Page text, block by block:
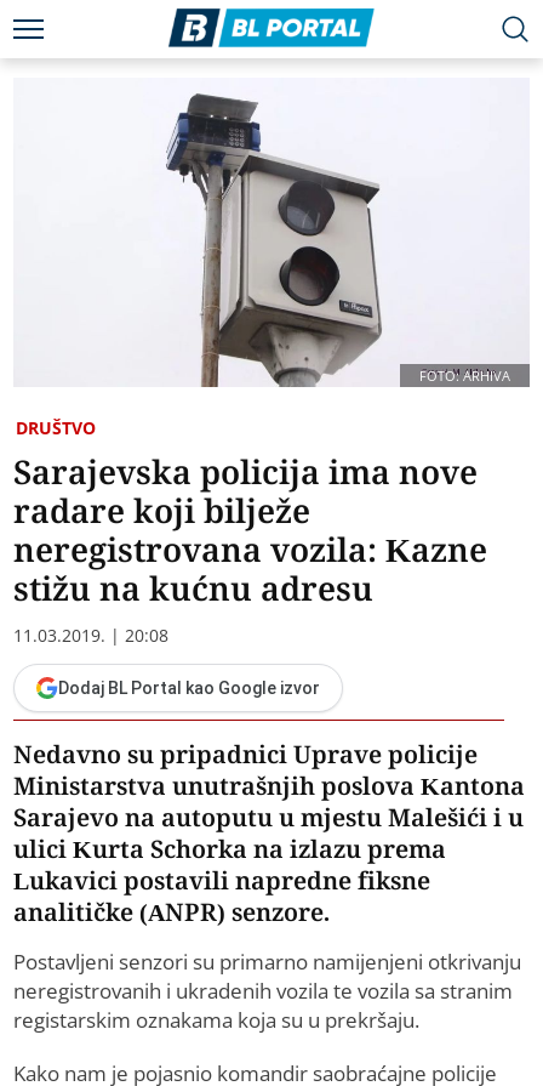
FOTO: ARHIVA
DRUŠTVO
Sarajevska policija ima nove
radare koji bilježe
neregistrovana vozila: Kazne
stižu na kućnu adresu
11.03.2019. | 20:08
Dodaj BL Portal kao Google izvor
Nedavno su pripadnici Uprave policije
Ministarstva unutrašnjih poslova Kantona
Sarajevo na autoputu u mjestu Malešići i u
ulici Kurta Schorka na izlazu prema
Lukavici postavili napredne fiksne
analitičke (ANPR) senzore.
Postavljeni senzori su primarno namijenjeni otkrivanju
neregistrovanih i ukradenih vozila te vozila sa stranim
registarskim oznakama koja su u prekršaju.
Kako nam je pojasnio komandir saobraćajne policije